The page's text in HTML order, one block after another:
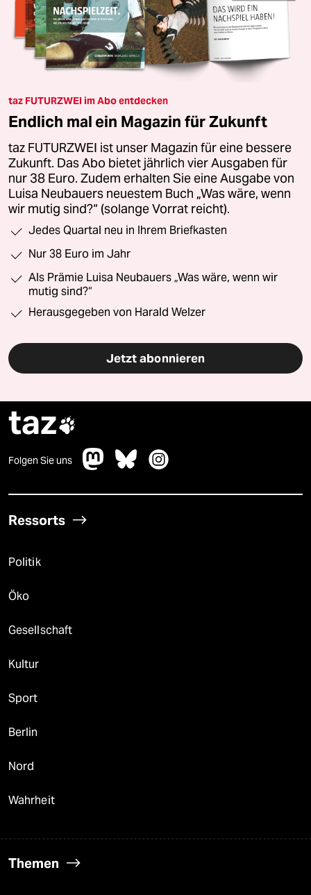
taz FUTURZWEI im Abo entdecken
Endlich mal ein Magazin für Zukunft
taz FUTURZWEI ist unser Magazin für eine bessere
Zukunft. Das Abo bietet jährlich vier Ausgaben für
nur 38 Euro. Zudem erhalten Sie eine Ausgabe von
Luisa Neubauers neuestem Buch „Was wäre, wenn
wir mutig sind?“ (solange Vorrat reicht).
Jedes Quartal neu in Ihrem Briefkasten
Nur 38 Euro im Jahr
Als Prämie Luisa Neubauers „Was wäre, wenn wir
mutig sind?“
Herausgegeben von Harald Welzer
Jetzt abonnieren
taz
Folgen Sie uns
Ressorts
Politik
Öko
Gesellschaft
Kultur
Sport
Berlin
Nord
Wahrheit
Themen